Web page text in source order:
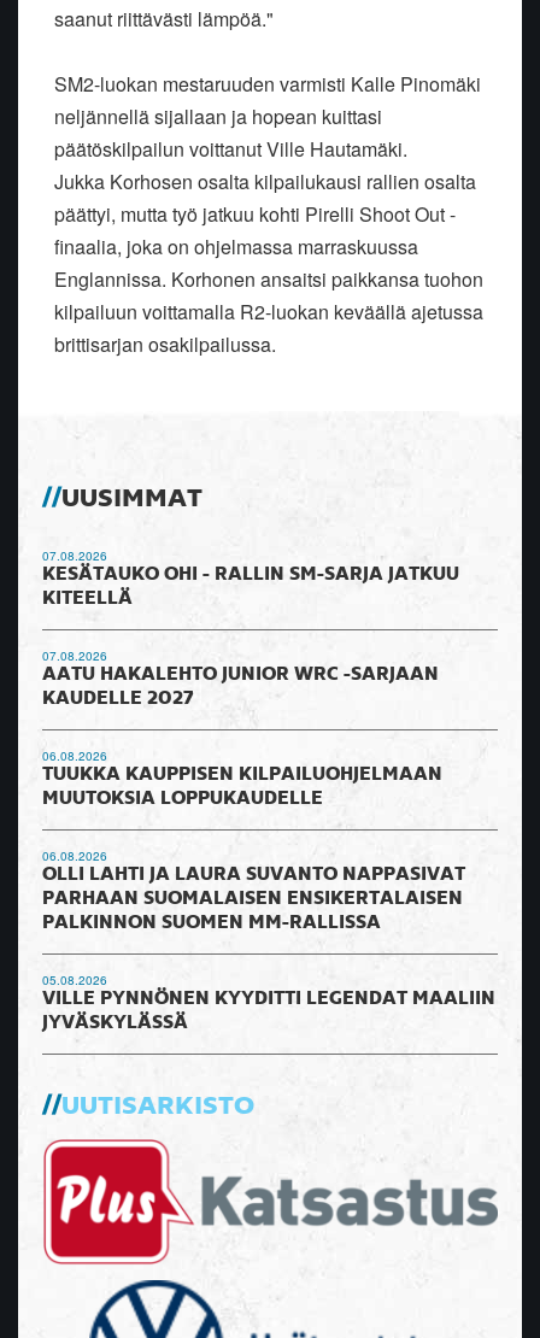
saanut riittävästi lämpöä."
SM2-luokan mestaruuden varmisti Kalle Pinomäki
neljännellä sijallaan ja hopean kuittasi
päätöskilpailun voittanut Ville Hautamäki.
Jukka Korhosen osalta kilpailukausi rallien osalta
päättyi, mutta työ jatkuu kohti Pirelli Shoot Out -
finaalia, joka on ohjelmassa marraskuussa
Englannissa. Korhonen ansaitsi paikkansa tuohon
kilpailuun voittamalla R2-luokan keväällä ajetussa
brittisarjan osakilpailussa.
UUSIMMAT
07.08.2026
KESÄTAUKO OHI - RALLIN SM-SARJA JATKUU
KITEELLÄ
07.08.2026
AATU HAKALEHTO JUNIOR WRC -SARJAAN
KAUDELLE 2027
06.08.2026
TUUKKA KAUPPISEN KILPAILUOHJELMAAN
MUUTOKSIA LOPPUKAUDELLE
06.08.2026
OLLI LAHTI JA LAURA SUVANTO NAPPASIVAT
PARHAAN SUOMALAISEN ENSIKERTALAISEN
PALKINNON SUOMEN MM-RALLISSA
05.08.2026
VILLE PYNNÖNEN KYYDITTI LEGENDAT MAALIIN
JYVÄSKYLÄSSÄ
UUTISARKISTO